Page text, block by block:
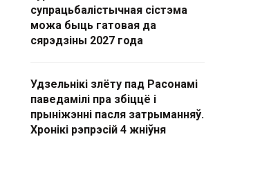
супрацьбалістычная сістэма
можа быць гатовая да
сярэдзіны 2027 года
Удзельнікі злёту пад Расонамі
паведамілі пра збіццё і
прыніжэнні пасля затрыманняў.
Хронікі рэпрэсій 4 жніўня